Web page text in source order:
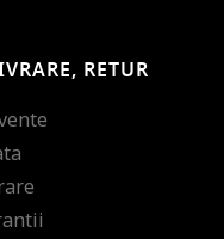
RETUR